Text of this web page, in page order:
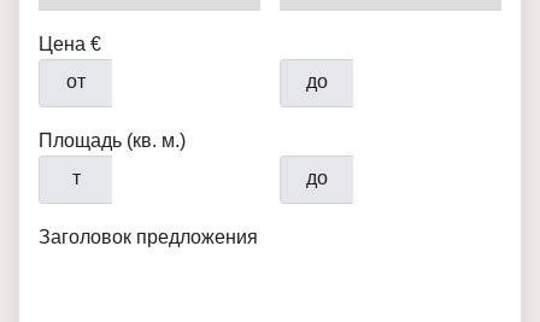
Цена €
от
до
Площадь (кв. м.)
т
до
Заголовок предложения